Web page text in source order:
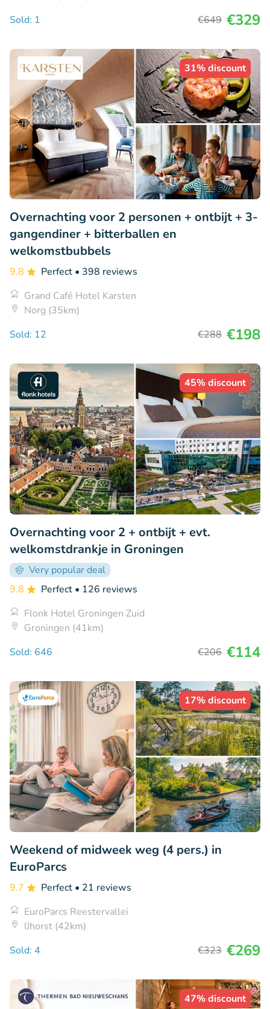
Sold: 1
€649 €329
31% discount
Overnachting voor 2 personen + ontbijt + 3-
gangendiner + bitterballen en
welkomstbubbels
9.8 Perfect • 398 reviews
Grand Café Hotel Karsten
Norg (35km)
Sold: 12
€288 €198
45% discount
Overnachting voor 2 + ontbijt + evt.
welkomstdrankje in Groningen
Very popular deal
9.8
Perfect • 126 reviews
Flonk Hotel Groningen Zuid
Groningen (41km)
Sold: 646
€206 €114
17% discount
Weekend of midweek weg (4 pers.) in
EuroParcs
9.7 Perfect • 21 reviews
EuroParcs Reestervallei
IJhorst (42km)
Sold: 4
€323 €269
47% discount